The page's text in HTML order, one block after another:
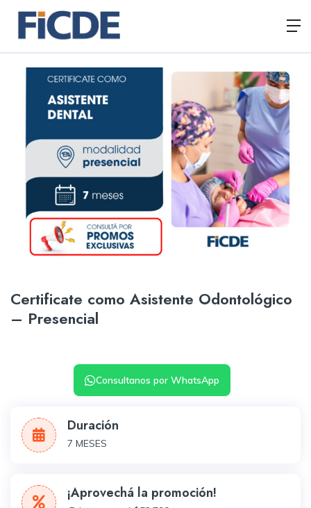
Certificate como Asistente Odontológico
– Presencial
Consultanos por WhatsApp
Duración
7 MESES
¡Aprovechá la promoción!